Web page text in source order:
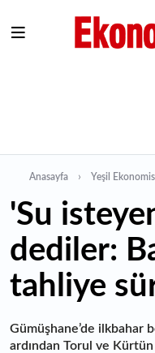
Anasayfa Yeşil
'Su
dediler:
tahliye
Gümüşhane’de ilkbahar
ardından Torul ve